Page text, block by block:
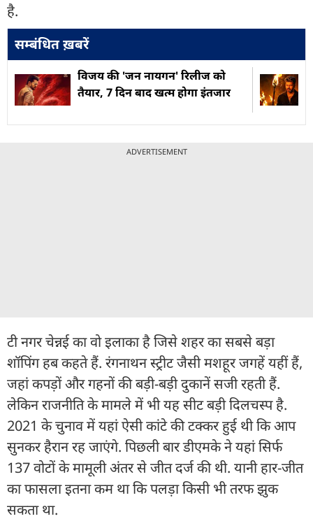
है.
सम्बंधित ख़बरें
विजय की 'जन नायगन' रिलीज को
तैयार, 7 दिन बाद खत्म होगा इंतजार
ADVERTISEMENT
टी नगर चेन्नई का वो इलाका है जिसे शहर का सबसे बड़ा
शॉपिंग हब कहते हैं. रंगनाथन स्ट्रीट जैसी मशहूर जगहें यहीं हैं,
जहां कपड़ों और गहनों की बड़ी-बड़ी दुकानें सजी रहती हैं.
लेकिन राजनीति के मामले में भी यह सीट बड़ी दिलचस्प है.
2021 के चुनाव में यहां ऐसी कांटे की टक्कर हुई थी कि आप
सुनकर हैरान रह जाएंगे. पिछली बार डीएमके ने यहां सिर्फ
137 वोटों के मामूली अंतर से जीत दर्ज की थी. यानी हार-जीत
का फासला इतना कम था कि पलड़ा किसी भी तरफ झुक
सकता था.